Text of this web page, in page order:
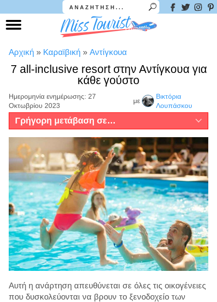
Αρχική » Καραϊβική » Αντίγκουα
7 all-inclusive resort στην Αντίγκουα για
κάθε γούστο
Ημερομηνία ενημέρωσης: 27
Οκτωβρίου 2023
με
Βικτόρια
Λουπάσκου
Γρήγορη μετάβαση σε…
Αυτή η ανάρτηση απευθύνεται σε όλες τις οικογένειες
που δυσκολεύονται να βρουν το ξενοδοχείο των